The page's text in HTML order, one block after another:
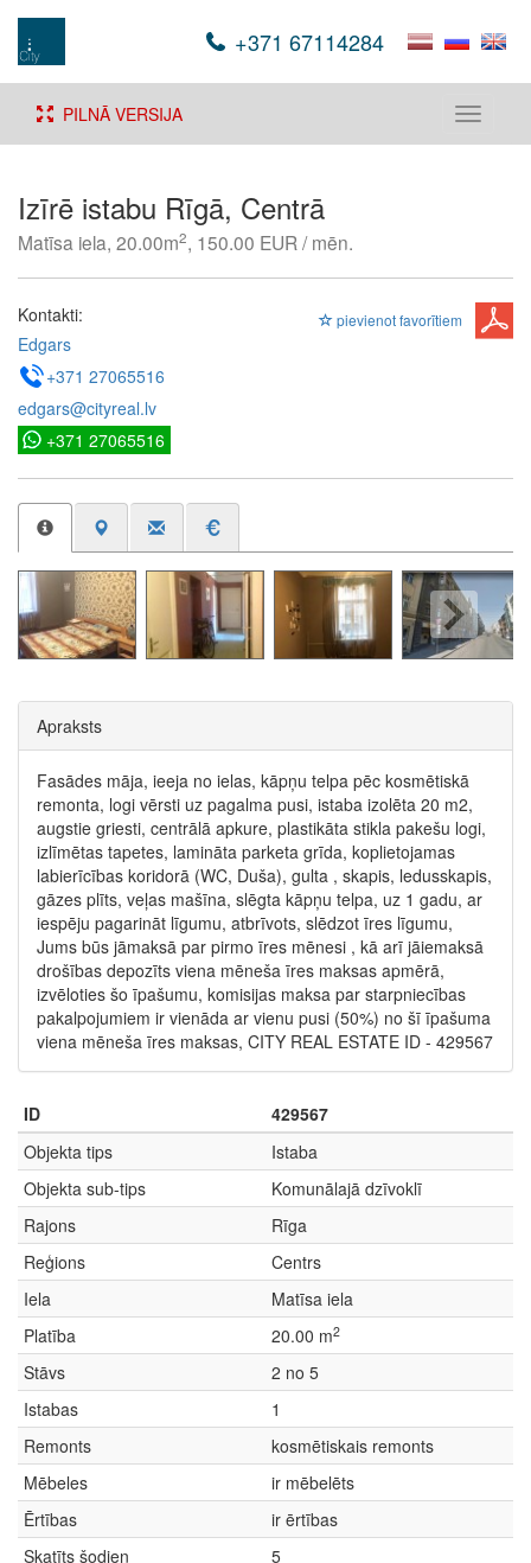
+371 67114284
Toggle
PILNĀ VERSIJA
Izīrē istabu Rīgā, Centrā
Matīsa iela, 20.00m2, 150.00 EUR / mēn.
pievienot favorītiem
Kontakti:
Edgars
+371 27065516
edgars@cityreal.lv
+371 27065516
Apraksts
Fasādes māja, ieeja no ielas, kāpņu telpa pēc kosmētiskā
remonta, logi vērsti uz pagalma pusi, istaba izolēta 20 m2,
augstie griesti, centrālā apkure, plastikāta stikla pakešu logi,
izlīmētas tapetes, lamināta parketa grīda, koplietojamas
labierīcības koridorā (WC, Duša), gulta , skapis, ledusskapis,
gāzes plīts, veļas mašīna, slēgta kāpņu telpa, uz 1 gadu, ar
iespēju pagarināt līgumu, atbrīvots, slēdzot īres līgumu,
Jums būs jāmaksā par pirmo īres mēnesi , kā arī jāiemaksā
drošības depozīts viena mēneša īres maksas apmērā,
izvēloties šo īpašumu, komisijas maksa par starpniecības
pakalpojumiem ir vienāda ar vienu pusi (50%) no šī īpašuma
viena mēneša īres maksas, CITY REAL ESTATE ID - 429567
ID
429567
Objekta tips
Istaba
Objekta sub-tips
Komunālajā dzīvoklī
Rajons
Rīga
Reģions
Centrs
Iela
Matīsa iela
Platība
20.00 m2
Stāvs
2 no 5
Istabas
1
Remonts
kosmētiskais remonts
Mēbeles
ir mēbelēts
Ērtības
ir ērtības
Skatīts šodien
5